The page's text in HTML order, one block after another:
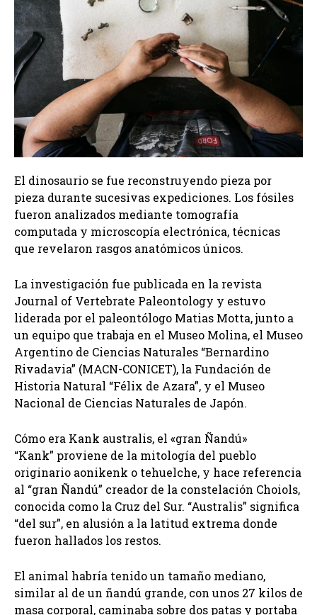
El dinosaurio se fue reconstruyendo pieza por
pieza durante sucesivas expediciones. Los fósiles
fueron analizados mediante tomografía
computada y microscopía electrónica, técnicas
que revelaron rasgos anatómicos únicos.
La investigación fue publicada en la revista
Journal of Vertebrate Paleontology y estuvo
liderada por el paleontólogo Matias Motta, junto a
un equipo que trabaja en el Museo Molina, el Museo
Argentino de Ciencias Naturales “Bernardino
Rivadavia” (MACN-CONICET), la Fundación de
Historia Natural “Félix de Azara”, y el Museo
Nacional de Ciencias Naturales de Japón.
Cómo era Kank australis, el «gran Ñandú»
“Kank” proviene de la mitología del pueblo
originario aonikenk o tehuelche, y hace referencia
al “gran Ñandú” creador de la constelación Choiols,
conocida como la Cruz del Sur. “Australis” significa
“del sur”, en alusión a la latitud extrema donde
fueron hallados los restos.
El animal habría tenido un tamaño mediano,
similar al de un ñandú grande, con unos 27 kilos de
masa corporal, caminaba sobre dos patas y portaba